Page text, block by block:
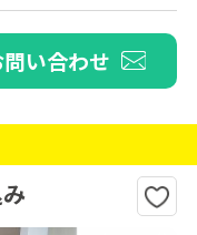
い合わせ